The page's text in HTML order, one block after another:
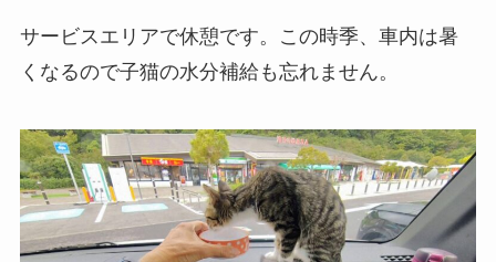
サービスエリアで休憩です。この時季、車内は暑
くなるので子猫の水分補給も忘れません。